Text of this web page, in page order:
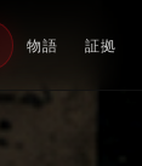
物語 証拠